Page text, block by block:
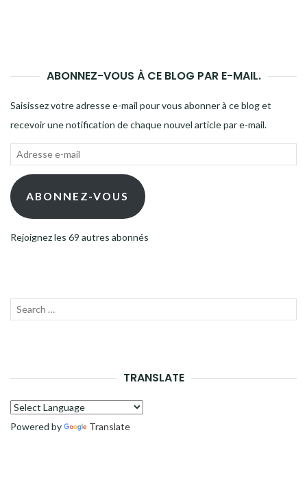
ABONNEZ-VOUS À CE BLOG PAR E-MAIL.
Saisissez votre adresse e-mail pour vous abonner à ce blog et
recevoir une notification de chaque nouvel article par e-mail.
Adresse
mail ABONNEZ-VOUS
Rejoignez les 69 autres abonnés
Recherche
TRANSLATE
Powered by Translate